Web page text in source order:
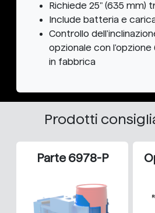
Richiede 25" (635 mm)
Include batteria e
Controllo
opzionale con l'opzione
in fabbrica
Prodotti
Parte 6978-P